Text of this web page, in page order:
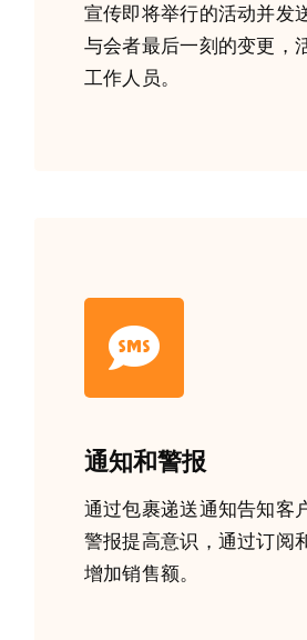
宣传即将举行的活动并发
与会者最后一刻的变更，
工作人员。
通知和警报
通过包裹递送通知告知客
警报提高意识，通过订阅
增加销售额。